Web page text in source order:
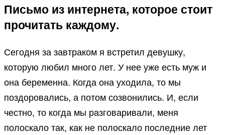
Письмо из интернета, которое стоит
прочитать каждому.
Сегодня за завтраком я встретил девушку,
которую любил много лет. У нее уже есть муж и
она беременна. Когда она уходила, то мы
поздоровались, а потом созвонились. И, если
честно, то когда мы разговаривали, меня
полоскало так, как не полоскало последние лет